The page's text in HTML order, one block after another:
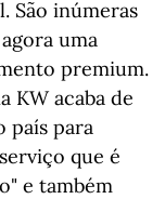
São inúmeras
uma
premium.
KW acaba de
país para
que é
e também